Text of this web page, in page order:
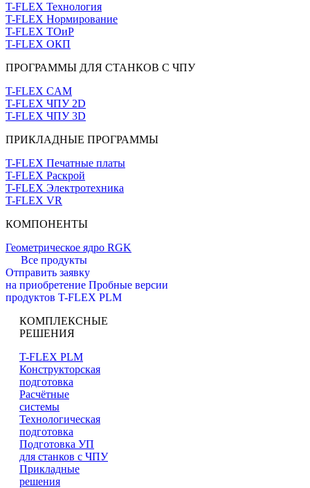
T-FLEX Технология
T-FLEX Нормирование
T-FLEX ТОиР
T-FLEX ОКП
ПРОГРАММЫ ДЛЯ СТАНКОВ С ЧПУ
T-FLEX CAM
T-FLEX ЧПУ 2D
T-FLEX ЧПУ 3D
ПРИКЛАДНЫЕ ПРОГРАММЫ
T-FLEX Печатные платы
T-FLEX Раскрой
T-FLEX Электротехника
T-FLEX VR
КОМПОНЕНТЫ
Геометрическое ядро RGK
Все продукты
Отправить заявку
на приобретение Пробные версии
продуктов T-FLEX PLM
КОМПЛЕКСНЫЕ
РЕШЕНИЯ
T-FLEX PLM
Конструкторская
подготовка
Расчётные
системы
Технологическая
подготовка
Подготовка УП
для станков с ЧПУ
Прикладные
решения